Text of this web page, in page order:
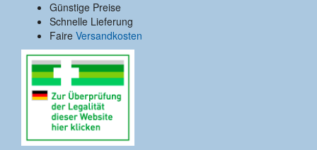
Günstige Preise
Schnelle Lieferung
Faire Versandkosten